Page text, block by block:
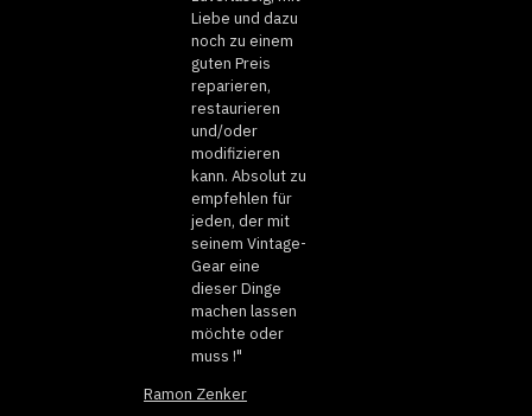
Liebe und dazu
noch zu einem
guten Preis
reparieren,
restaurieren
und/oder
modifizieren
kann. Absolut zu
empfehlen für
jeden, der mit
seinem Vintage-
Gear eine
dieser Dinge
machen lassen
möchte oder
muss !"
Ramon Zenker